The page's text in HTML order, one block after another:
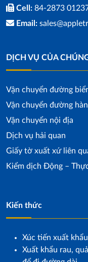
Cell: 84-2873
Email:
DỊCH VỤ CỦA
Vận chuyển đường
Vận chuyển đường
Vận chuyển nội địa
Dịch vụ hải quan
Giấy tờ xuất xứ liên
Kiểm dịch Động –
Kiến thức
Xúc tiến xuất
Xuất khẩu rau,